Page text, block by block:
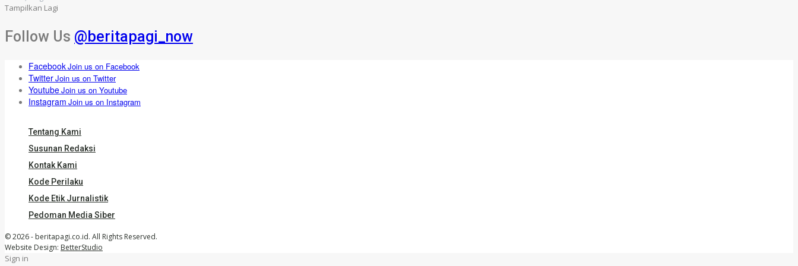
Tampilkan Lagi
Follow Us @beritapagi_now
FacebookJoin us on Facebook
TwitterJoin us on Twitter
YoutubeJoin us on Youtube
Instagram Join us on Instagram
Tentang Kami
Susunan Redaksi
Kontak Kami
Kode Perilaku
Kode Etik Jurnalistik
Pedoman Media Siber
© 2026 - beritapagi.co.id. All Rights Reserved.
Website Design: BetterStudio
Sign in